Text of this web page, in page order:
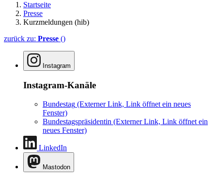
Startseite
Presse
Kurzmeldungen (hib)
zurück zu: Presse ()
Instagram
Instagram-Kanäle
Bundestag (Externer Link, Link öffnet ein neues
Fenster)
Bundestagspräsidentin (Externer Link, Link öffnet ein
neues Fenster)
LinkedIn
Mastodon